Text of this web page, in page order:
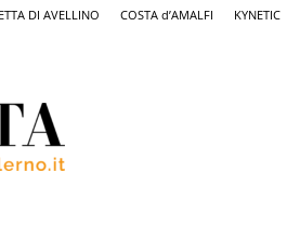
DI AVELLINO COSTA d’AMALFI KYNETIC